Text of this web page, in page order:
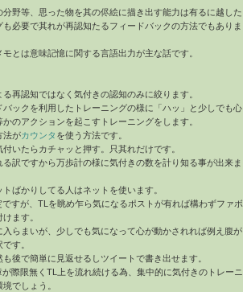
野等、思った物を其の侭絵に描き出す能力は有るに越した
必要で其れが再認知たるフィードバックの方法でもありま
とは意味記憶に関する言語出力が主な話です。
再認知ではなく気付きの認知のみに絞ります。
ックを利用したトレーニングの様に「ハッ」と少しでも心
のアクションを起こすトレーニングをします。
法がカウンタ を使う方法です。
いたらカチャッと押す。只其れだけです。
訳ですから万歩計の様に気付きの数を計り知る事が出来ま
ばかりしてる人はネットを使います。
すが、TLを眺め乍ら気になるポストが有れば構わずファボ
ます。
らまいが、少しでも気になって心が動かされれば例え腹が
す。
後で簡単に見返せるしツイートで書き出せます。
際限無くTL上を流れ続ける為、集中的に気付きのトレーニ
でしょう。